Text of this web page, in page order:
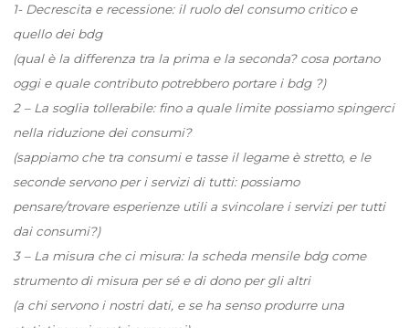
1- Decrescita e recessione: il ruolo del consumo critico e
quello dei bdg
(qual è la differenza tra la prima e la seconda? cosa portano
oggi e quale contributo potrebbero portare i bdg ?)
2 – La soglia tollerabile: fino a quale limite possiamo spingerci
nella riduzione dei consumi?
(sappiamo che tra consumi e tasse il legame è stretto, e le
seconde servono per i servizi di tutti: possiamo
pensare/trovare esperienze utili a svincolare i servizi per tutti
dai consumi?)
3 – La misura che ci misura: la scheda mensile bdg come
strumento di misura per sé e di dono per gli altri
(a chi servono i nostri dati, e se ha senso produrre una